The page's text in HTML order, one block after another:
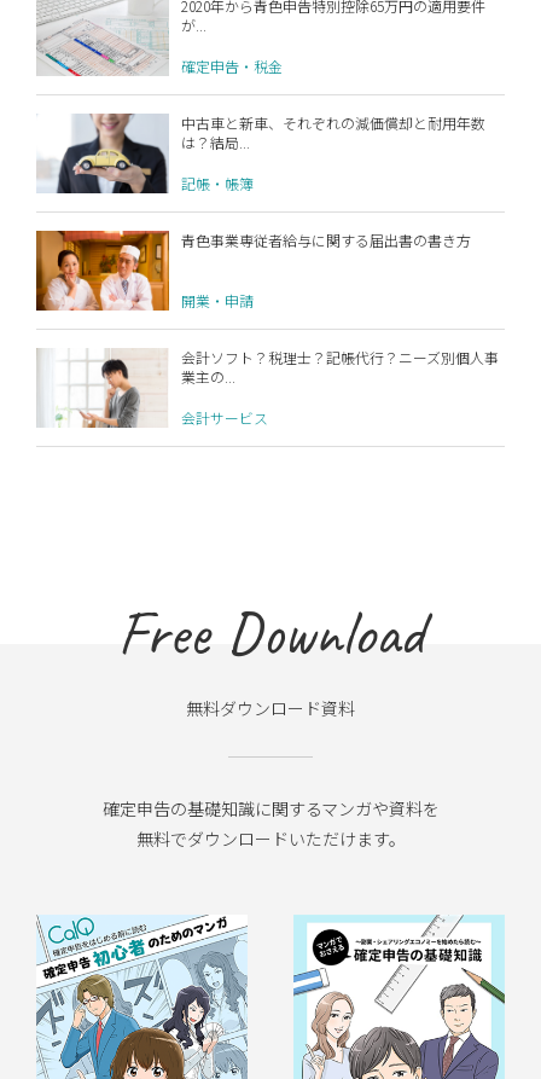
2020年から青色申告特別控除65万円の適用要件
が...
確定申告・税金
中古車と新車、それぞれの減価償却と耐用年数
は？結局...
記帳・帳簿
青色事業専従者給与に関する届出書の書き方
開業・申請
会計ソフト？税理士？記帳代行？ニーズ別個人事
業主の...
会計サービス
Free Download
無料ダウンロード資料
確定申告の基礎知識に関するマンガや資料を
無料でダウンロードいただけます。